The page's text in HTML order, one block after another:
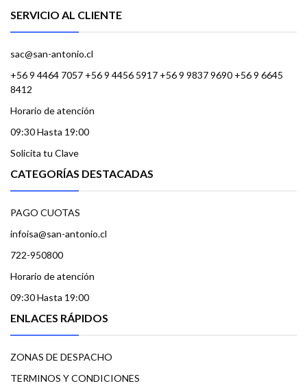
SERVICIO AL CLIENTE
sac@san-antonio.cl
+56 9 4464 7057 +56 9 4456 5917 +56 9 9837 9690 +56 9 6645
8412
Horario de atención
09:30 Hasta 19:00
Solicita tu Clave
CATEGORÍAS DESTACADAS
PAGO CUOTAS
infoisa@san-antonio.cl
722-950800
Horario de atención
09:30 Hasta 19:00
ENLACES RÁPIDOS
ZONAS DE DESPACHO
TERMINOS Y CONDICIONES